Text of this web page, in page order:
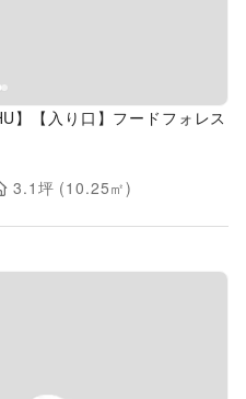
】【入り口】フードフォレス
3.1 坪 (10.25㎡)